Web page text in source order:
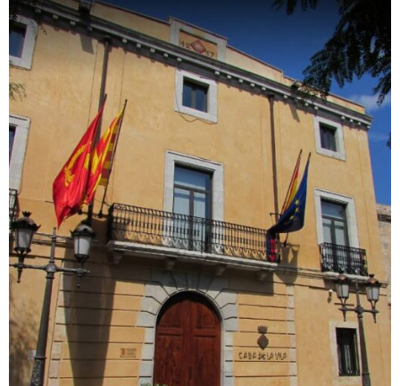
r
o
a